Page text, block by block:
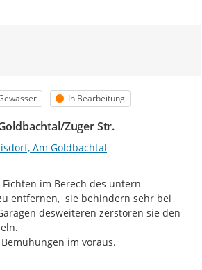
Äußerung
Status
In Bearbeitung
Zuger Str.
Am Goldbachtal
im Berech des untern
entfernen,  sie behindern sehr bei
desweiteren zerstören sie den
im voraus.